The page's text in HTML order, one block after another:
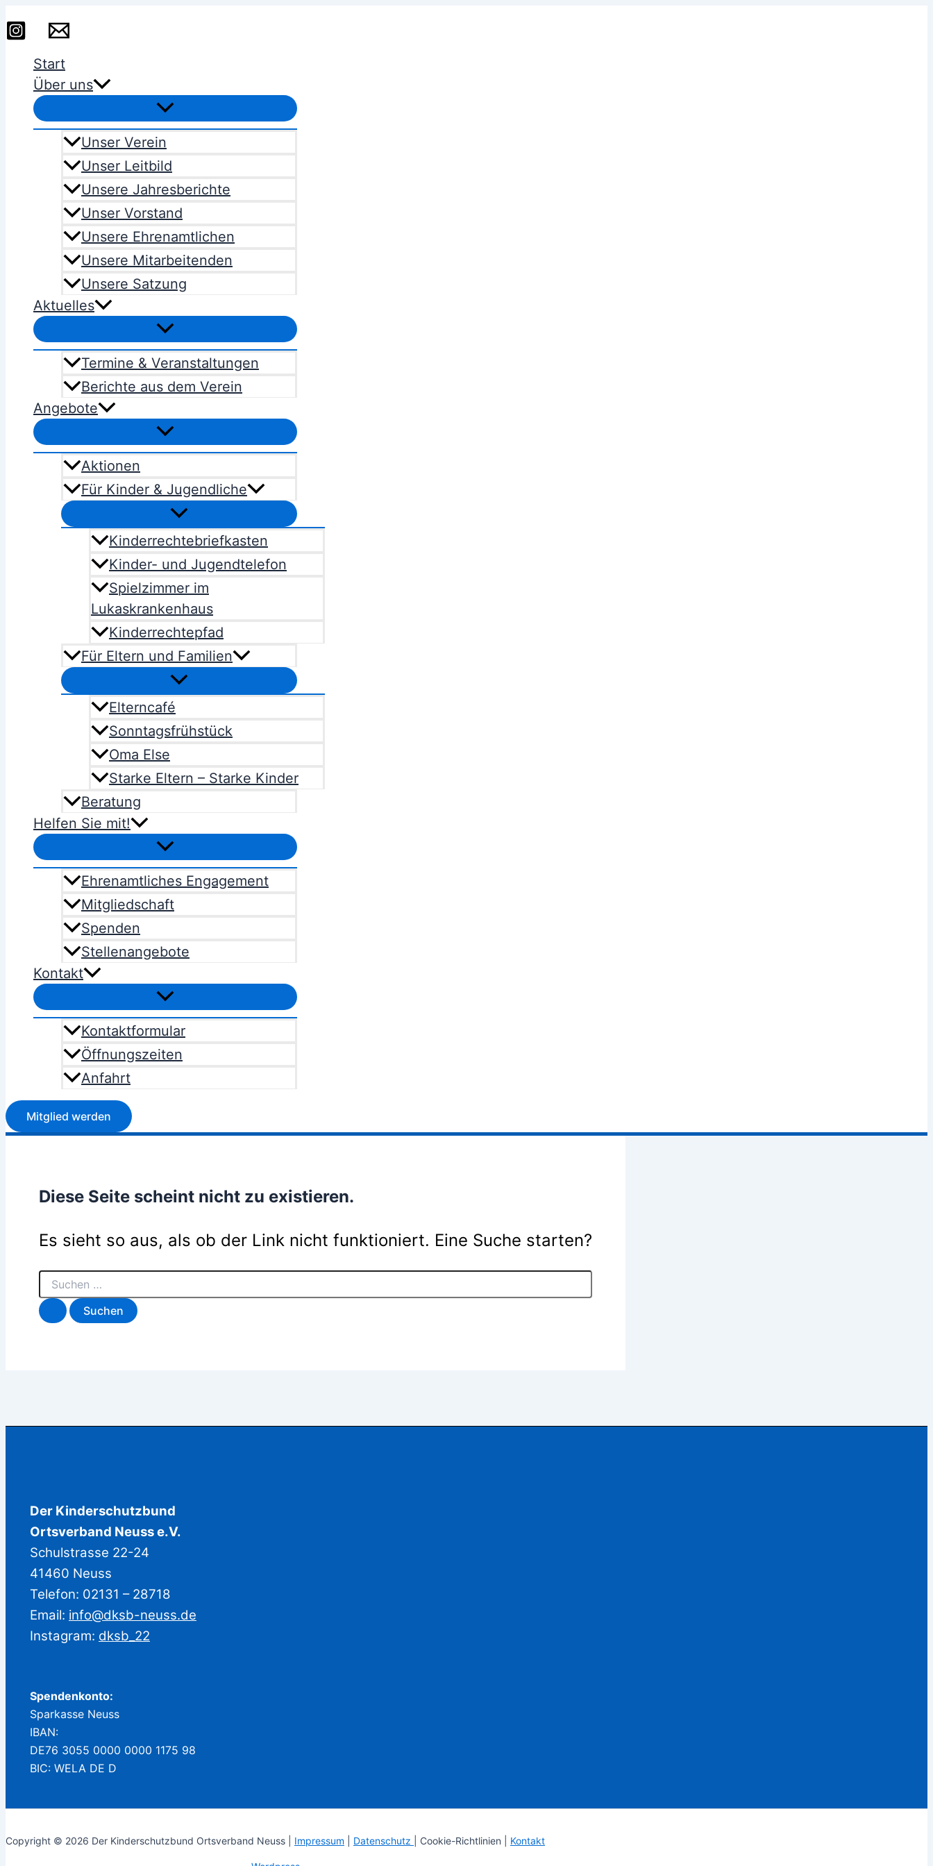
Inhalt
springen
Start
Über uns
Unser Verein
Unser Leitbild
Unsere Jahresberichte
Unser Vorstand
Unsere Ehrenamtlichen
Unsere Mitarbeitenden
Unsere Satzung
Aktuelles
Termine & Veranstaltungen
Berichte aus dem Verein
Angebote
Aktionen
Für Kinder & Jugendliche
Kinderrechtebriefkasten
Kinder- und Jugendtelefon
Spielzimmer im
Lukaskrankenhaus
Kinderrechtepfad
Für Eltern und Familien
Elterncafé
Sonntagsfrühstück
Oma Else
Starke Eltern – Starke Kinder
Beratung
Helfen Sie mit!
Ehrenamtliches Engagement
Mitgliedschaft
Spenden
Stellenangebote
Kontakt
Kontaktformular
Öffnungszeiten
Anfahrt
Mitglied werden
Diese Seite scheint nicht zu existieren.
Es sieht so aus, als ob der Link nicht funktioniert. Eine Suche starten?
nach:
Der Kinderschutzbund
Ortsverband Neuss e.V.
Schulstrasse 22-24
41460 Neuss
Telefon: 02131 – 28718
Email: info@dksb-neuss.de
Instagram: dksb_22
Spendenkonto:
Sparkasse Neuss
IBAN:
DE76 3055 0000 0000 1175 98
BIC: WELA DE D
Copyright © 2026 Der Kinderschutzbund Ortsverband Neuss | Impressum Datenschutz | Cookie-Richtlinien | Kontakt